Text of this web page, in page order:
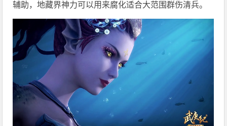
辅助，地藏界神力可以用来腐化适合大范围群伤清兵。